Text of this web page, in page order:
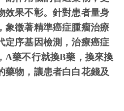
效果不彰。針對患者量身
象徵著精準癌症腫瘤治療
定序基因檢測，治療癌症
A藥不行就換B藥，換來換
藥物，讓患者白白花錢及